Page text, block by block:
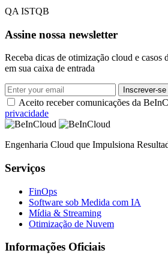
QA ISTQB
Assine nossa newsletter
Receba dicas de otimização cloud e casos
em sua caixa de entrada
Inscrever-se
Aceito receber comunicações da
privacidade
Engenharia Cloud que Impulsiona
Serviços
FinOps
Software sob Medida com IA
Mídia & Streaming
Otimização de Nuvem
Informações Oficiais